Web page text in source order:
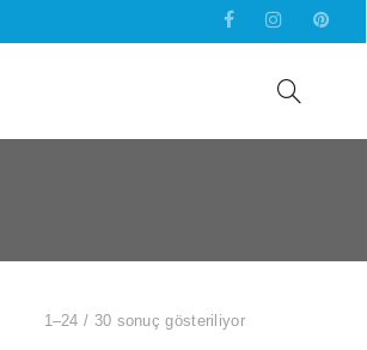
1–24 / 30 sonuç gösteriliyor